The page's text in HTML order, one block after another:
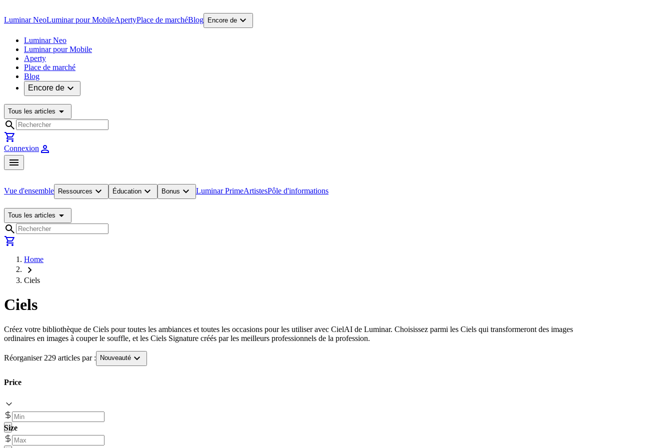
Luminar NeoLuminar pour MobileApertyPlace de marchéBlog Encore de expand_more
Luminar Neo
Luminar pour Mobile
Aperty
Place de marché
Blog
Encore de expand_more
Tous les articles arrow_drop_down
search
shopping_cart
Connexion person
menu
Vue d'ensemble Ressources expand_more Éducation expand_more Bonus expand_more Luminar PrimeArtistesPôle d'informations
Tous les articles arrow_drop_down
search
shopping_cart
Home
chevron_right
Ciels
Ciels
Créez votre bibliothèque de Ciels pour toutes les ambiances et toutes les occasions pour les utiliser avec CielAI de Luminar. Choisissez parmi les Ciels qui transformeront des images
ordinaires en images à couper le souffle, et les Ciels Signature créés par les meilleurs professionnels de la profession.
Réorganiser 229 articles par : Nouveauté expand_more
Price
Size